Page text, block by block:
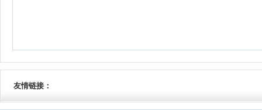
友情链接：